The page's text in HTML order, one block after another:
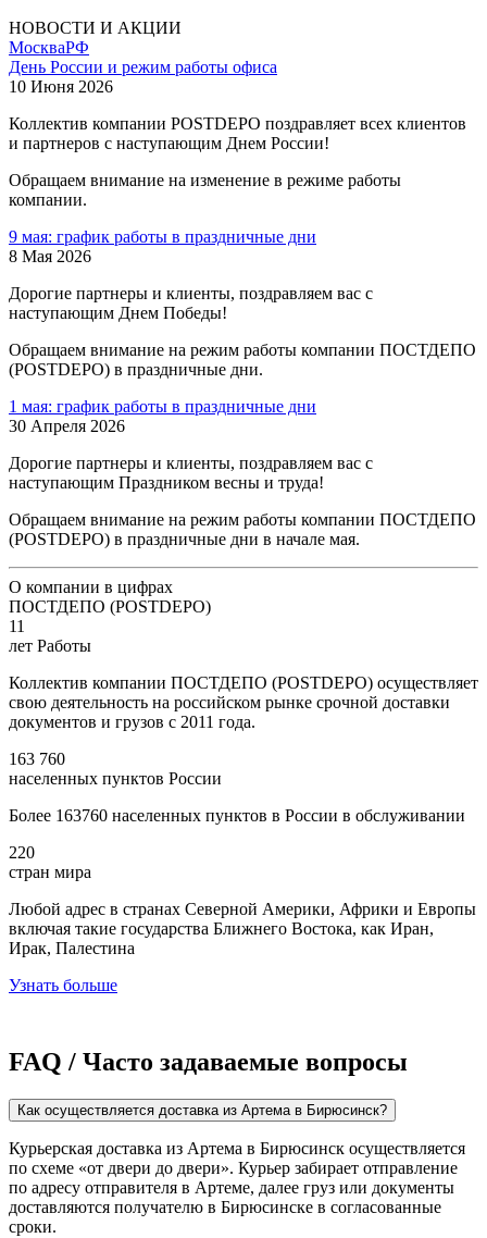
НОВОСТИ И АКЦИИ
МоскваРФ
День России и режим работы офиса
10 Июня 2026
Коллектив компании POSTDEPO поздравляет всех клиентов
и партнеров с наступающим Днем России!
Обращаем внимание на изменение в режиме работы
компании.
9 мая: график работы в праздничные дни
8 Мая 2026
Дорогие партнеры и клиенты, поздравляем вас с
наступающим Днем Победы!
Обращаем внимание на режим работы компании ПОСТДЕПО
(POSTDEPO) в праздничные дни.
1 мая: график работы в праздничные дни
30 Апреля 2026
Дорогие партнеры и клиенты, поздравляем вас с
наступающим Праздником весны и труда!
Обращаем внимание на режим работы компании ПОСТДЕПО
(POSTDEPO) в праздничные дни в начале мая.
О компании в цифрах
ПОСТДЕПО (POSTDEPO)
11
лет Работы
Коллектив компании ПОСТДЕПО (POSTDEPO) осуществляет
свою деятельность на российском рынке срочной доставки
документов и грузов с 2011 года.
163 760
населенных пунктов России
Более 163760 населенных пунктов в России в обслуживании
220
стран мира
Любой адрес в странах Северной Америки, Африки и Европы
включая такие государства Ближнего Востока, как Иран,
Ирак, Палестина
Узнать больше
FAQ / Часто задаваемые вопросы
Как осуществляется доставка из Артема в Бирюсинск?
Курьерская доставка из Артема в Бирюсинск осуществляется
по схеме «от двери до двери». Курьер забирает отправление
по адресу отправителя в Артеме, далее груз или документы
доставляются получателю в Бирюсинске в согласованные
сроки.